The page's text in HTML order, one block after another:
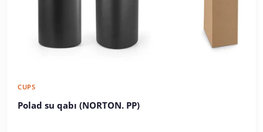
CUPS
Polad su qabı (NORTON. PP)